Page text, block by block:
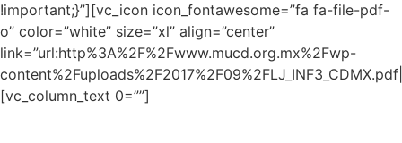
!important;}”][vc_icon icon_fontawesome=”fa fa-file-pdf-
o” color=”white” size=”xl” align=”center”
link=”url:http%3A%2F%2Fwww.mucd.org.mx%2Fwp-
[vc_column_text 0=””]